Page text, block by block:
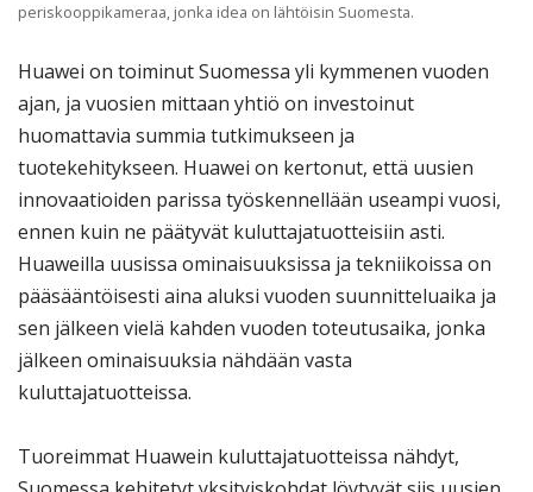
periskooppikameraa, jonka idea on lähtöisin Suomesta.
Huawei on toiminut Suomessa yli kymmenen vuoden
ajan, ja vuosien mittaan yhtiö on investoinut
huomattavia summia tutkimukseen ja
tuotekehitykseen. Huawei on kertonut, että uusien
innovaatioiden parissa työskennellään useampi vuosi,
ennen kuin ne päätyvät kuluttajatuotteisiin asti.
Huaweilla uusissa ominaisuuksissa ja tekniikoissa on
pääsääntöisesti aina aluksi vuoden suunnitteluaika ja
sen jälkeen vielä kahden vuoden toteutusaika, jonka
jälkeen ominaisuuksia nähdään vasta
kuluttajatuotteissa.
Tuoreimmat Huawein kuluttajatuotteissa nähdyt,